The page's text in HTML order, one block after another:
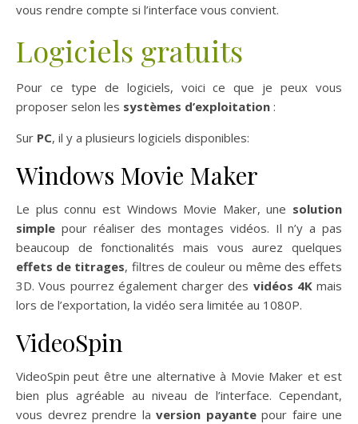
vous rendre compte si l’interface vous convient.
Logiciels gratuits
Pour ce type de logiciels, voici ce que je peux vous
proposer selon les systèmes d’exploitation :
Sur PC, il y a plusieurs logiciels disponibles:
Windows Movie Maker
Le plus connu est Windows Movie Maker, une solution
simple pour réaliser des montages vidéos. Il n’y a pas
beaucoup de fonctionalités mais vous aurez quelques
effets de titrages, filtres de couleur ou même des effets
3D. Vous pourrez également charger des vidéos 4Kmais
lors de l’exportation, la vidéo sera limitée au 1080P.
VideoSpin
VideoSpin peut être une alternative à Movie Maker et est
bien plus agréable au niveau de l’interface. Cependant,
vous devrez prendre la version payantepour faire une